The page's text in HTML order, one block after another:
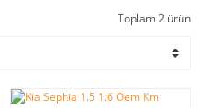
Toplam 2 ürün